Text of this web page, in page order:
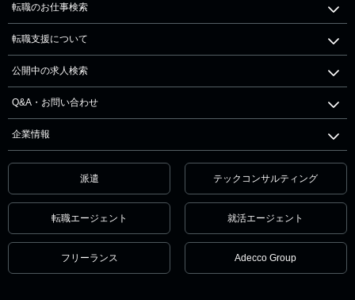
転職のお仕事検索
転職支援について
公開中の求人検索
Q&A・お問い合わせ
企業情報
派遣 テックコンサルティング
転職エージェント 就活エージェント
フリーランス Adecco Group